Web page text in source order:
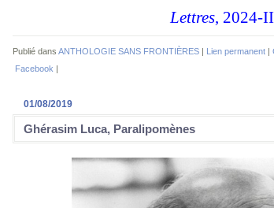
Lettres, 2024-
Publié dans ANTHOLOGIE SANS FRONTIÈRES | Lien permanent |
Facebook |
01/08/2019
Ghérasim Luca, Paralipomènes